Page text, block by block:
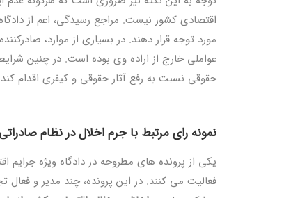
اقتصادی کشور نیست. مراجع رسیدگی، اعم از دادگاه
مورد توجه قرار دهند. در بسیاری از موارد،
عواملی خارج از اراده وی بوده است. در چنین
حقوقی نسبت به رفع آثار حقوقی و کیفری اقدام
نمونه رای مرتبط با جرم اخلال در نظام
یکی از پرونده ‌های مطروحه در دادگاه ویژه
فعالیت می‌ کنند. در این پرونده، چند مدیر و فعال